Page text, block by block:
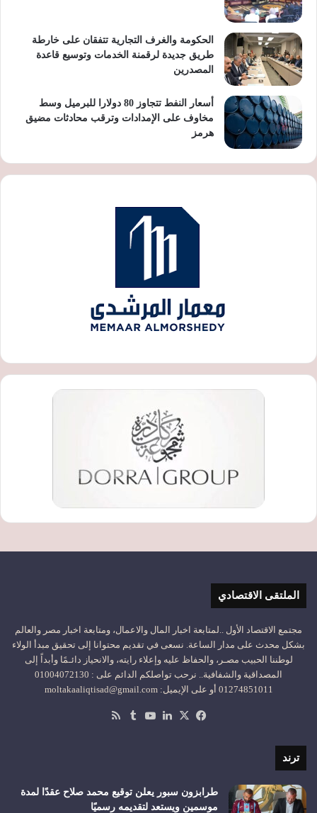
الحكومة والغرف التجارية تتفقان على خارطة
طريق جديدة لرقمنة الخدمات وتوسيع قاعدة
المصدرين
أسعار النفط تتجاوز 80 دولارا للبرميل وسط
مخاوف على الإمدادات وترقب محادثات مضيق
هرمز
الملتقى الاقتصادي
مجتمع الاقتصاد الأول ..لمتابعة اخبار المال والاعمال، ومتابعة اخبار مصر والعالم
بشكل محدث على مدار الساعة. نسعى في تقديم محتوانا إلى تحقيق مبدأ الولاء
لوطننا الحبيب مصـر، والحفاظ عليه وإعلاء رايته، والانحياز دائـمًا وأبداً إلى
المصداقية والشفافية.. نرحب تواصلكم الدائم على : 01004072130
01274851011 أو على الإيميل: moltakaaliqtisad@gmail.com
فيسبوك
‫X لينكدإن‫YouTube
ترند
طرابزون سبور يعلن توقيع محمد صلاح عقدًا لمدة
موسمين ويستعد لتقديمه رسميًا